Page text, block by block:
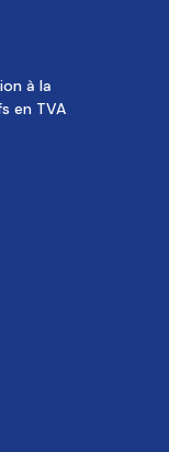
à la
en TVA